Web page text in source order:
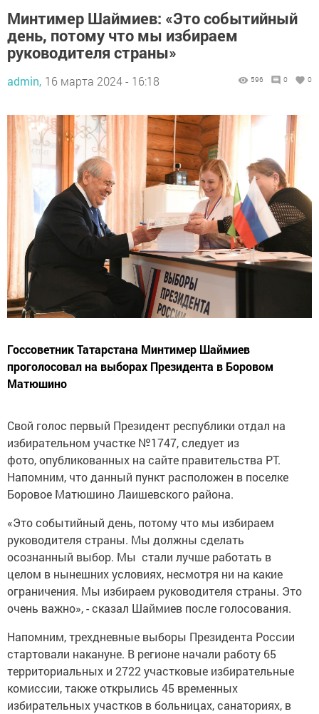
Минтимер Шаймиев: «Это событийный
день, потому что мы избираем
руководителя страны»
admin, 16 марта 2024 - 16:18 596 0 0
Госсоветник Татарстана Минтимер Шаймиев
проголосовал на выборах Президента в Боровом
Матюшино
Свой голос первый Президент республики отдал на
избирательном участке №1747, следует из
фото, опубликованных на сайте правительства РТ.
Напомним, что данный пункт расположен в поселке
Боровое Матюшино Лаишевского района.
«Это событийный день, потому что мы избираем
руководителя страны. Мы должны сделать
осознанный выбор. Мы стали лучше работать в
целом в нынешних условиях, несмотря ни на какие
ограничения. Мы избираем руководителя страны. Это
очень важно», - сказал Шаймиев после голосования.
Напомним, трехдневные выборы Президента России
стартовали накануне. В регионе начали работу 65
территориальных и 2722 участковые избирательные
комиссии, также открылись 45 временных
избирательных участков в больницах, санаториях, в